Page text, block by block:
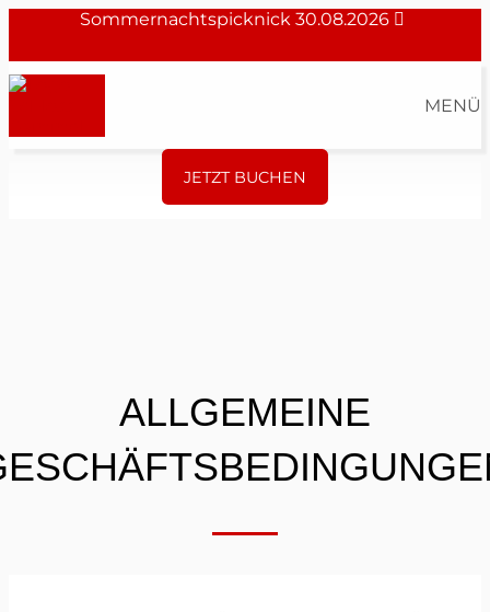
Sommernachtspicknick 30.08.2026
MENÜ
JETZT BUCHEN
ALLGEMEINE